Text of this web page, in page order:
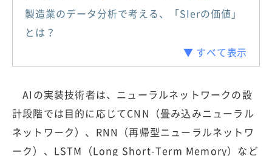
製造業のデータ分析で考える、「SIerの価値」
とは？
▼ すべて表示
AIの実装技術者は、ニューラルネットワークの設
計段階では目的に応じてCNN（畳み込みニューラル
ネットワーク）、RNN（再帰型ニューラルネットワ
ーク）、LSTM（Long Short-Term Memory）など